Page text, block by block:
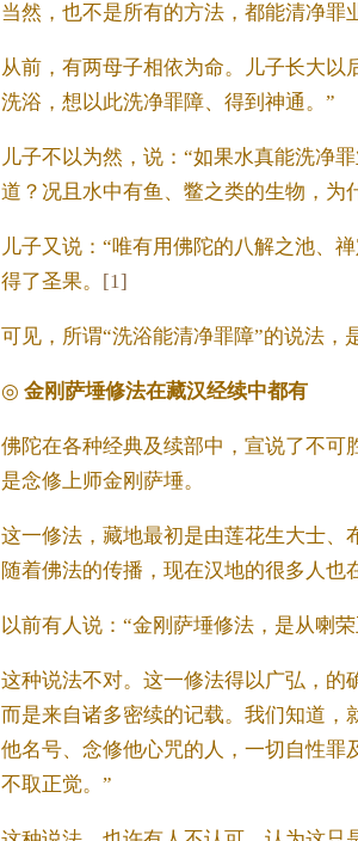
当然，也不是所有的方法，都能清净罪
从前，有两母子相依为命。儿子长大以
洗浴，想以此洗净罪障、得到神通。”
儿子不以为然，说：“如果水真能洗净
道？况且水中有鱼、鳖之类的生物，为
儿子又说：“唯有用佛陀的八解之池、
得了圣果。 [1]
可见，所谓“洗浴能清净罪障”的说法，
◎ 金刚萨埵修法在藏汉经续中都有
佛陀在各种经典及续部中，宣说了不可
是念修上师金刚萨埵。
这一修法，藏地最初是由莲花生大士、
随着佛法的传播，现在汉地的很多人也
以前有人说：“金刚萨埵修法，是从喇
这种说法不对。这一修法得以广弘，的
而是来自诸多密续的记载。我们知道，
他名号、念修他心咒的人，一切自性
不取正觉。”